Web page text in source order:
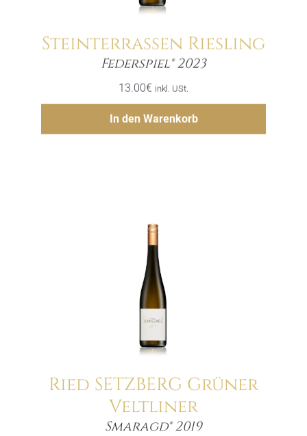
Steinterrassen Riesling
Federspiel® 2023
13.00€ inkl. USt.
In den Warenkorb
Menge
Hinzufügen
Ried SETZBERG Grüner
Veltliner
Smaragd® 2019
Menge